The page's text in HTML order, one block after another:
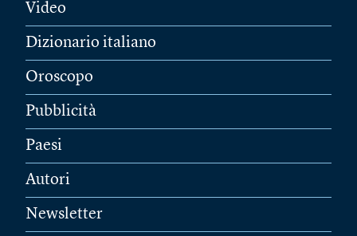
Video
Dizionario italiano
Oroscopo
Pubblicità
Paesi
Autori
Newsletter